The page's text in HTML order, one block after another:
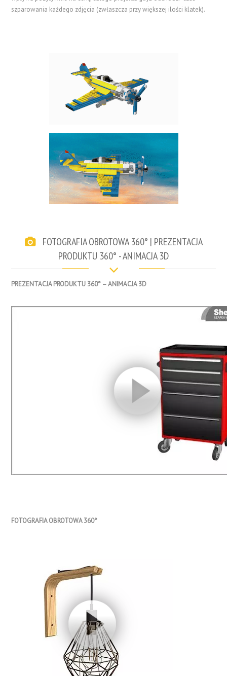
szparowania każdego zdjęcia (zwłaszcza przy większej ilości klatek).
FOTOGRAFIA OBROTOWA 360° | PREZENTACJA
PRODUKTU 360° - ANIMACJA 3D
PREZENTACJA PRODUKTU 360° – ANIMACJA 3D
FOTOGRAFIA OBROTOWA 360°